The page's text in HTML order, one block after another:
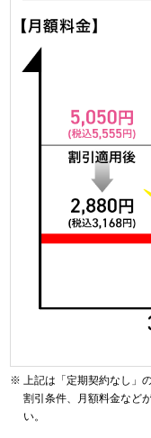
上記は「定期契約なし」
割引条件、月額料金など
い。